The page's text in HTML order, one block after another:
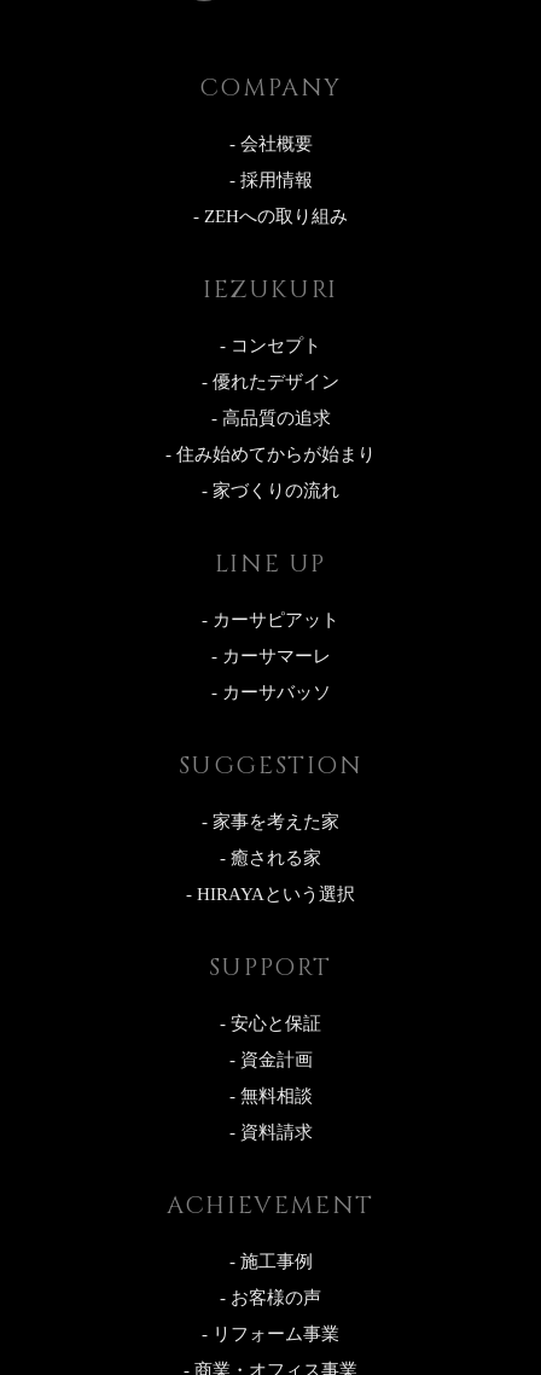
COMPANY
- 会社概要
- 採用情報
- ZEHへの取り組み
IEZUKURI
- コンセプト
- 優れたデザイン
- 高品質の追求
- 住み始めてからが始まり
- 家づくりの流れ
LINE UP
- カーサピアット
- カーサマーレ
- カーサバッソ
SUGGESTION
- 家事を考えた家
- 癒される家
- HIRAYAという選択
SUPPORT
- 安心と保証
- 資金計画
- 無料相談
- 資料請求
ACHIEVEMENT
- 施工事例
- お客様の声
- リフォーム事業
- 商業・オフィス事業